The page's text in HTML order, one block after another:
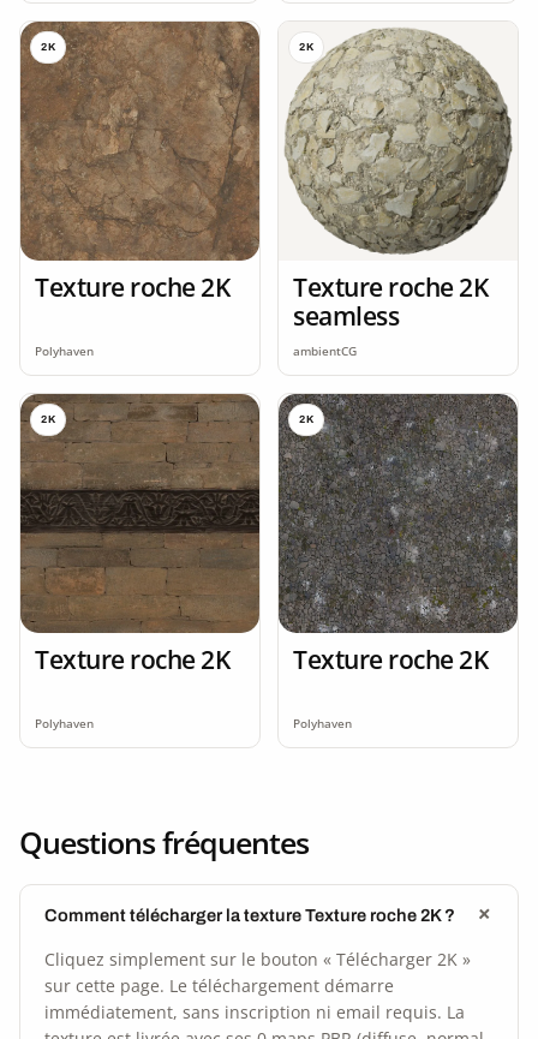
2K
Texture roche 2K
Polyhaven
2K
Texture roche 2K
seamless
ambientCG
2K
Texture roche 2K
Polyhaven
2K
Texture roche 2K
Polyhaven
Questions fréquentes
Comment télécharger la texture Texture roche 2K ?
Cliquez simplement sur le bouton « Télécharger 2K »
sur cette page. Le téléchargement démarre
immédiatement, sans inscription ni email requis. La